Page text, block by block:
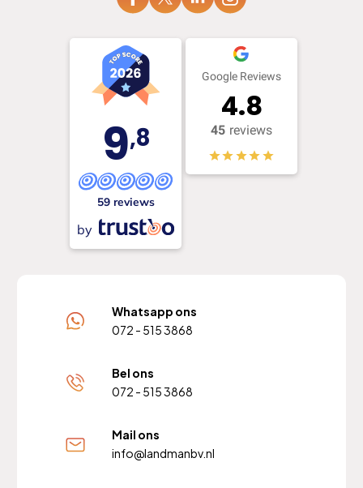
9,8
59 reviews
by
Google Reviews
4.8
45 reviews
Whatsapp ons
072 - 515 3868
Bel ons
072 - 515 3868
Mail ons
info@landmanbv.nl